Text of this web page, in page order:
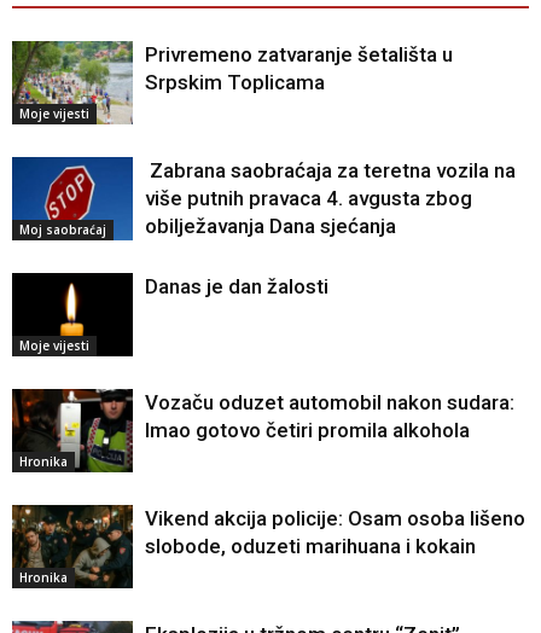
Moje vijesti
Privremeno zatvaranje šetališta u
Srpskim Toplicama
Moj saobraćaj
Zabrana saobraćaja za teretna vozila na
više putnih pravaca 4. avgusta zbog
obilježavanja Dana sjećanja
Moje vijesti
Danas je dan žalosti
Hronika
Vozaču oduzet automobil nakon sudara:
Imao gotovo četiri promila alkohola
Hronika
Vikend akcija policije: Osam osoba lišeno
slobode, oduzeti marihuana i kokain